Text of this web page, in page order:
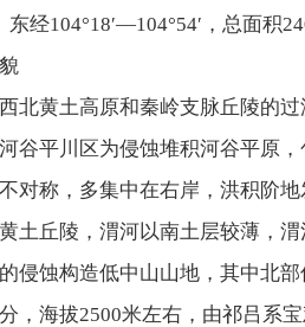
东经104°18′—104°54′，总面
北黄土高原和秦岭支脉丘陵的
谷平川区为侵蚀堆积河谷平原
对称，多集中在右岸，洪积阶
土丘陵，渭河以南土层较薄，
侵蚀构造低中山山地，其中北
，海拔2500米左右，由祁吕